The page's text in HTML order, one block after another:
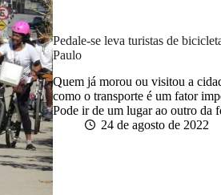
Pedale-se leva turistas de
Paulo
Quem já morou ou visitou a
como o transporte é um fator
Pode ir de um lugar ao outro da
24 de agosto de 2022